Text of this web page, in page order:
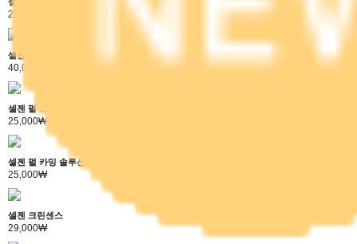
25,000₩
셀젠 펄 모이스춰 크림
40,000₩
셀젠 펄 모이스춰 솔루션 마스크
25,000₩
셀젠 펄 카밍 솔루션 마스크
25,000₩
셀젠 크린센스
29,000₩